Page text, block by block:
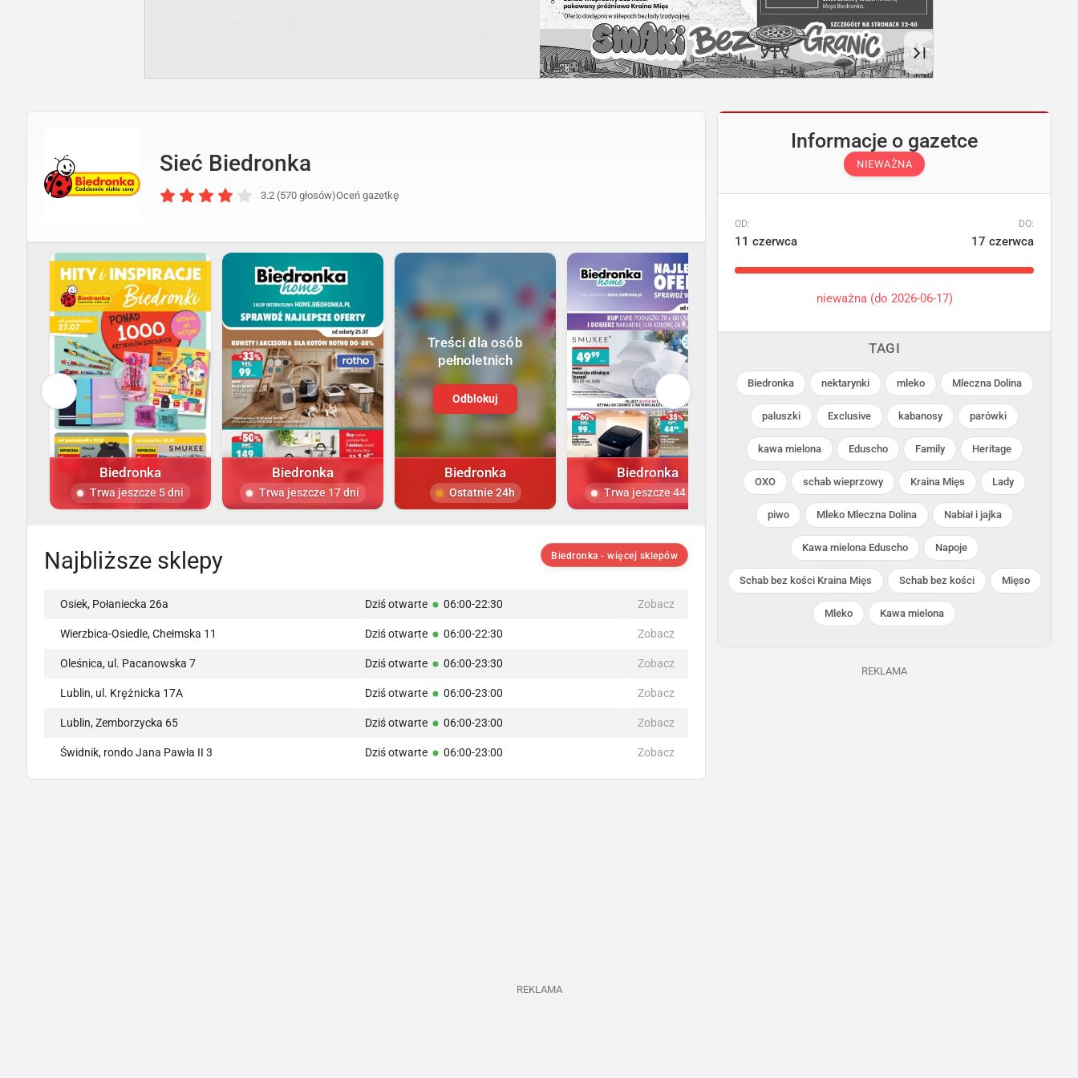
Sieć Biedronka
3.2 (570 głosów)Oceń gazetkę
Biedronka
Trwa jeszcze 5 dni
Biedronka
Trwa jeszcze 17 dni
Treści dla osób
pełnoletnich
Odblokuj
Biedronka
Ostatnie 24h
Biedronka
Trwa jeszcze 44 dni
Biedronka
Trwa jeszcze 8 dni
Biedronka
Trwa jeszcze 12 dni
Najbliższe sklepy Biedronka - więcej sklepów
Osiek, Połaniecka 26a Dziś otwarte 06:00-22:30 Zobacz
Wierzbica-Osiedle, Chełmska 11 Dziś otwarte 06:00-22:30 Zobacz
Oleśnica, ul. Pacanowska 7 Dziś otwarte 06:00-23:30 Zobacz
Lublin, ul. Krężnicka 17A Dziś otwarte 06:00-23:00 Zobacz
Lublin, Zemborzycka 65 Dziś otwarte 06:00-23:00 Zobacz
Świdnik, rondo Jana Pawła II 3 Dziś otwarte 06:00-23:00 Zobacz
Informacje o gazetce
NIEWAŻNA
OD:
11 czerwca
DO:
17 czerwca
nieważna (do 2026-06-17)
TAGI
Biedronka nektarynki mleko Mleczna Dolina
paluszki Exclusive kabanosy parówki
kawa mielona Eduscho Family Heritage
OXO schab wieprzowy Kraina Mięs Lady
piwo Mleko Mleczna Dolina Nabiał i jajka
Kawa mielona Eduscho Napoje
Schab bez kości Kraina Mięs Schab bez kości Mięso
Mleko Kawa mielona
REKLAMA
REKLAMA